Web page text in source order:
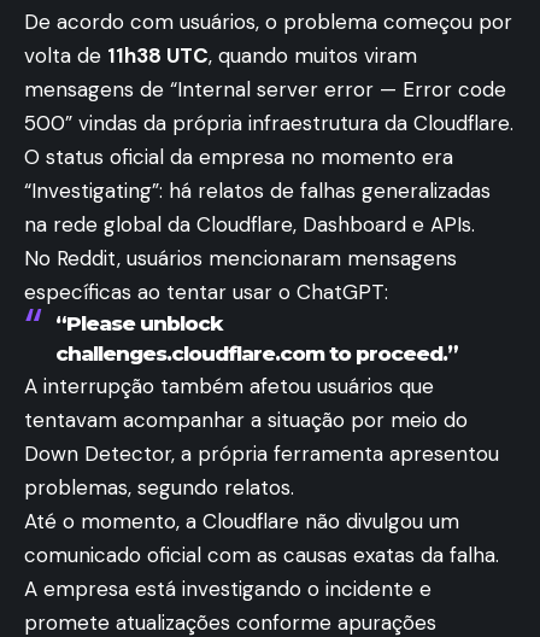
De acordo com usuários, o problema começou por
volta de 11h38 UTC, quando muitos viram
mensagens de “Internal server error — Error code
500” vindas da própria infraestrutura da Cloudflare.
O status oficial da empresa no momento era
“Investigating”: há relatos de falhas generalizadas
na rede global da Cloudflare, Dashboard e APIs.
No Reddit, usuários mencionaram mensagens
específicas ao tentar usar o ChatGPT:
“Please unblock
challenges.cloudflare.com to proceed.”
A interrupção também afetou usuários que
tentavam acompanhar a situação por meio do
Down Detector, a própria ferramenta apresentou
problemas, segundo relatos.
Até o momento, a Cloudflare não divulgou um
comunicado oficial com as causas exatas da falha.
A empresa está investigando o incidente e
promete atualizações conforme apurações